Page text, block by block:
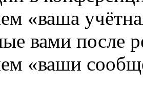
«ваша
вами после
«ваши